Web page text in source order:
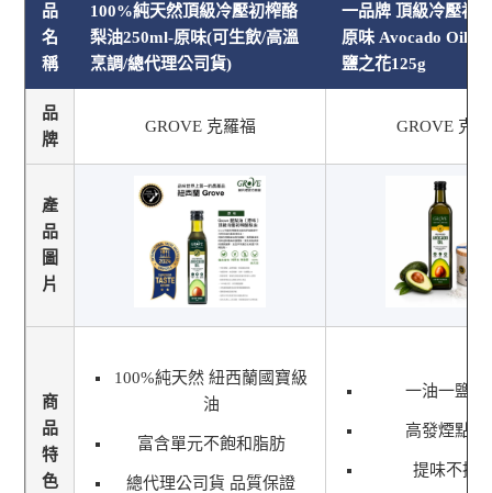
品
名
稱
100%純天然頂級冷壓初榨酪
梨油250ml-原味(可生飲/高溫
烹調/總代理公司貨)
一品牌 頂級冷壓初
原味 Avocado Oil
鹽之花125g
品
牌
GROVE 克羅福 GROVE 克
產
品
圖
片
商
品
特
色
100%純天然 紐西蘭國寶級
油
富含單元不飽和脂肪
總代理公司貨 品質保證
一油一鹽剛
高發煙點耐
提味不搶